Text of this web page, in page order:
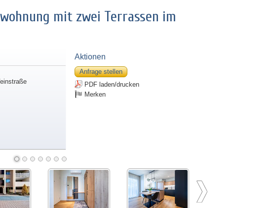
mit zwei Terrassen im
Aktionen
Anfrage stellen
PDF laden/drucken
Merken